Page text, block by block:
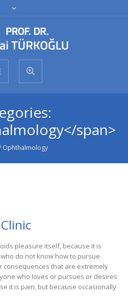
span>
Ophthalmology
pleasure itself, because it is
do not know how to pursue
that are extremely
who loves or pursues or desires
it is pain, but because occasionally